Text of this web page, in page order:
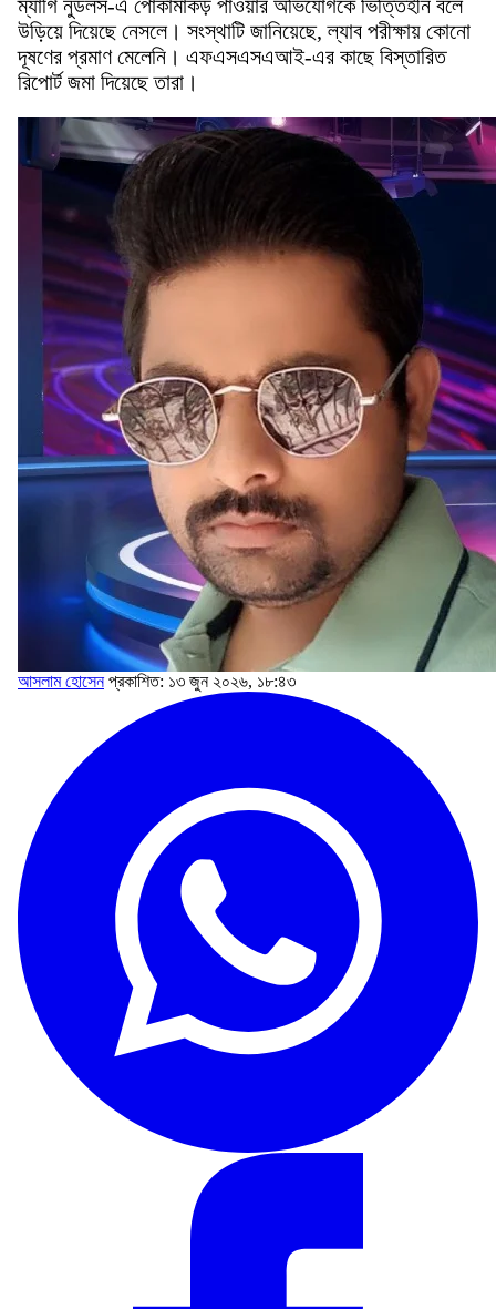
ম্যাগি নুডলস-এ পোকামাকড় পাওয়ার অভিযোগকে ভিত্তিহীন বলে
উড়িয়ে দিয়েছে নেসলে। সংস্থাটি জানিয়েছে, ল্যাব পরীক্ষায় কোনো
দূষণের প্রমাণ মেলেনি। এফএসএসএআই-এর কাছে বিস্তারিত
রিপোর্ট জমা দিয়েছে তারা।
আসলাম হোসেন প্রকাশিত: ১৩ জুন ২০২৬, ১৮:৪৩